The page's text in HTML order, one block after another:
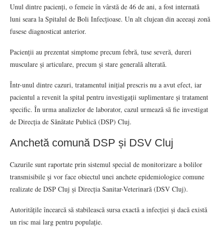
Unul dintre pacienți, o femeie în vârstă de 46 de ani, a fost internată
luni seara la Spitalul de Boli Infecțioase. Un alt clujean din aceeași zonă
fusese diagnosticat anterior.
Pacienții au prezentat simptome precum febră, tuse severă, dureri
musculare și articulare, precum și stare generală alterată.
Într-unul dintre cazuri, tratamentul inițial prescris nu a avut efect, iar
pacientul a revenit la spital pentru investigații suplimentare și tratament
specific. În urma analizelor de laborator, cazul urmează să fie investigat
de Direcția de Sănătate Publică (DSP) Cluj.
Anchetă comună DSP și DSV Cluj
Cazurile sunt raportate prin sistemul special de monitorizare a bolilor
transmisibile și vor face obiectul unei anchete epidemiologice comune
realizate de DSP Cluj și Direcția Sanitar-Veterinară (DSV Cluj).
Autoritățile încearcă să stabilească sursa exactă a infecției și dacă există
un risc mai larg pentru populație.